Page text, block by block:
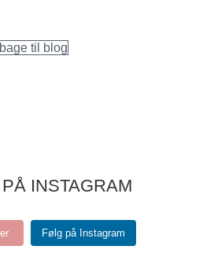
til blog
INSTAGRAM
Følg på Instagram